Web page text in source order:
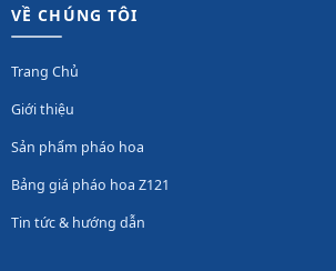
VỀ CHÚNG TÔI
Trang Chủ
Giới thiệu
Sản phẩm pháo hoa
Bảng giá pháo hoa Z121
Tin tức & hướng dẫn